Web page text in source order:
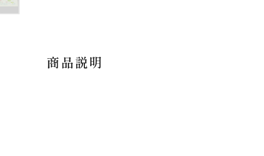
商品説明